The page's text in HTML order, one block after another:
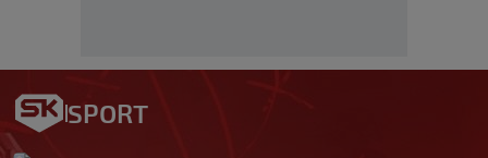
SPORT